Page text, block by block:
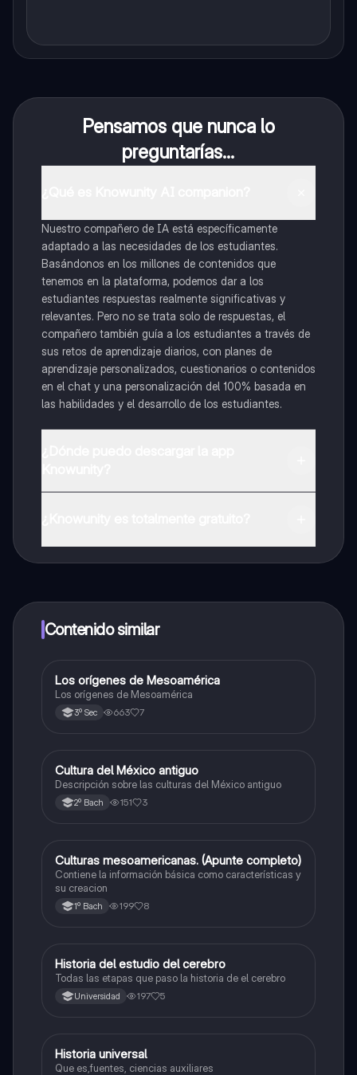
Pensamos que nunca lo
preguntarías...
Nuestro compañero de IA está específicamente
adaptado a las necesidades de los estudiantes.
Basándonos en los millones de contenidos que
tenemos en la plataforma, podemos dar a los
estudiantes respuestas realmente significativas y
relevantes. Pero no se trata solo de respuestas, el
compañero también guía a los estudiantes a través de
sus retos de aprendizaje diarios, con planes de
aprendizaje personalizados, cuestionarios o contenidos
en el chat y una personalización del 100% basada en
las habilidades y el desarrollo de los estudiantes.
a determinadas funciones.
Contenido similar
Historia
Los orígenes de Mesoamérica
Los orígenes de Mesoamérica
3º Sec 663 7
Historia universal contemporánea
Cultura del México antiguo
Descripción sobre las culturas del México antiguo
2º Bach 151 3
Historia universal contemporánea
Culturas mesoamericanas. (Apunte completo)
Contiene la información básica como características y
su creacion
1º Bach 199 8
Historia
Historia del estudio del cerebro
Todas las etapas que paso la historia de el cerebro
Universidad 197 5
Historia
Historia universal
Que es,fuentes, ciencias auxiliares